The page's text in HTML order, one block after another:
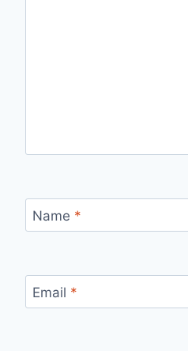
Name *
Email *